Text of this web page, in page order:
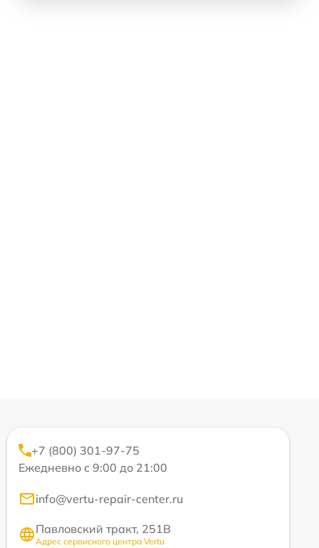
+7 (800) 301-97-75
Ежедневно с 9:00 до 21:00
info@vertu-repair-center.ru
Павловский тракт, 251В
Адрес сервисного центра Vertu